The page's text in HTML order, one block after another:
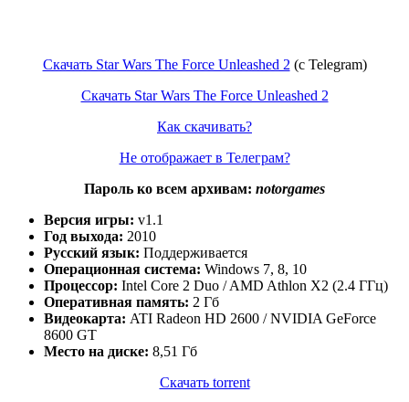
Скачать Star Wars The Force Unleashed 2 (с Telegram)
Скачать Star Wars The Force Unleashed 2
Как скачивать?
Не отображает в Телеграм?
Пароль ко всем архивам: notorgames
Версия игры: v1.1
Год выхода: 2010
Русский язык: Поддерживается
Операционная система: Windows 7, 8, 10
Процессор: Intel Core 2 Duo / AMD Athlon X2 (2.4 ГГц)
Оперативная память: 2 Гб
Видеокарта: ATI Radeon HD 2600 / NVIDIA GeForce
8600 GT
Место на диске: 8,51 Гб
Скачать torrent